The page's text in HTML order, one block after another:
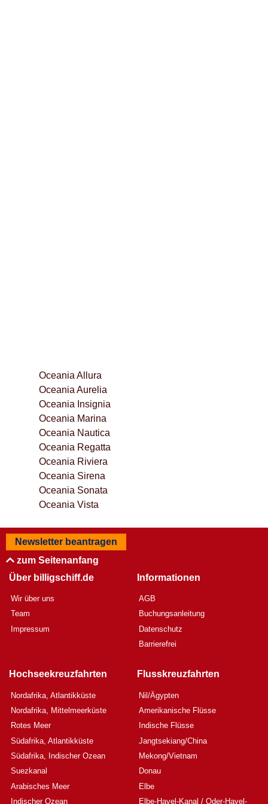
Oceania Allura
Oceania Aurelia
Oceania Insignia
Oceania Marina
Oceania Nautica
Oceania Regatta
Oceania Riviera
Oceania Sirena
Oceania Sonata
Oceania Vista
Newsletter beantragen
zum Seitenanfang
Über billigschiff.de
Wir über uns
Team
Impressum
Informationen
AGB
Buchungsanleitung
Datenschutz
Barrierefrei
Hochseekreuzfahrten
Nordafrika, Atlantikküste
Nordafrika, Mittelmeerküste
Rotes Meer
Südafrika, Atlantikküste
Südafrika, Indischer Ozean
Suezkanal
Arabisches Meer
Indischer Ozean
Flusskreuzfahrten
Nil/Ägypten
Amerikanische Flüsse
Indische Flüsse
Jangtsekiang/China
Mekong/Vietnam
Donau
Elbe
Elbe-Havel-Kanal / Oder-Havel-